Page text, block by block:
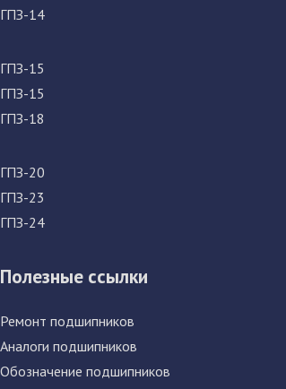
ГПЗ-14
ГПЗ-15
ГПЗ-15
ГПЗ-18
ГПЗ-20
ГПЗ-23
ГПЗ-24
Полезные ссылки
Ремонт подшипников
Аналоги подшипников
Обозначение подшипников